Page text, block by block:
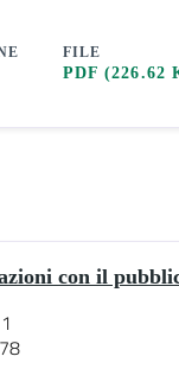
FILE
PDF(226.62
con il